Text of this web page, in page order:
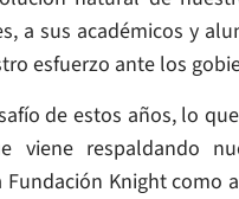
a sus académicos y
esfuerzo ante los
de estos años, lo
respaldando
Knight como